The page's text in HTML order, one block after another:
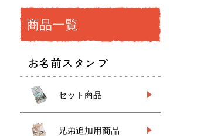
商品一覧
お名前スタンプ
セット商品
兄弟追加用商品